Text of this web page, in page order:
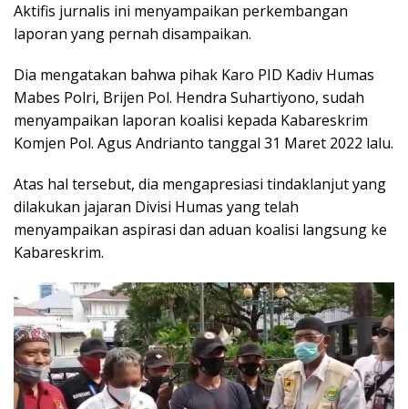
Aktifis jurnalis ini menyampaikan perkembangan
laporan yang pernah disampaikan.
Dia mengatakan bahwa pihak Karo PID Kadiv Humas
Mabes Polri, Brijen Pol. Hendra Suhartiyono, sudah
menyampaikan laporan koalisi kepada Kabareskrim
Komjen Pol. Agus Andrianto tanggal 31 Maret 2022 lalu.
Atas hal tersebut, dia mengapresiasi tindaklanjut yang
dilakukan jajaran Divisi Humas yang telah
menyampaikan aspirasi dan aduan koalisi langsung ke
Kabareskrim.